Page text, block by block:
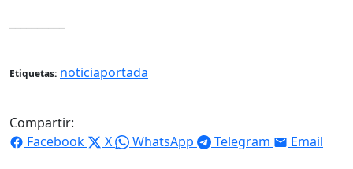
Etiquetas: noticiaportada
Compartir:
Facebook
X WhatsApp Telegram Email